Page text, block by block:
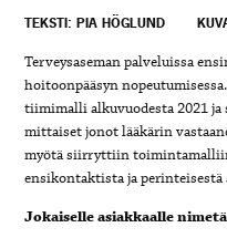
TEKSTI: PIA HÖGLUND
Terveysaseman palveluissa
hoitoonpääsyn
tiimimalli alkuvuodesta 2021
mittaiset jonot lääkärin
myötä siirryttiin
ensikontaktista ja
Jokaiselle asiakkaalle